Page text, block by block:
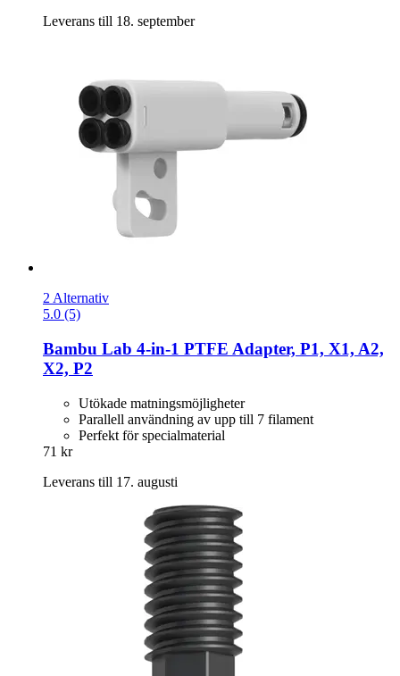
Leverans till 18. september
2 Alternativ
5.0 (5)
Bambu Lab 4-​in-​1 PTFE Adapter, P1, X1, A2,
X2, P2
Utökade matningsmöjligheter
Parallell användning av upp till 7 filament
Perfekt för specialmaterial
71 kr
Leverans till 17. augusti